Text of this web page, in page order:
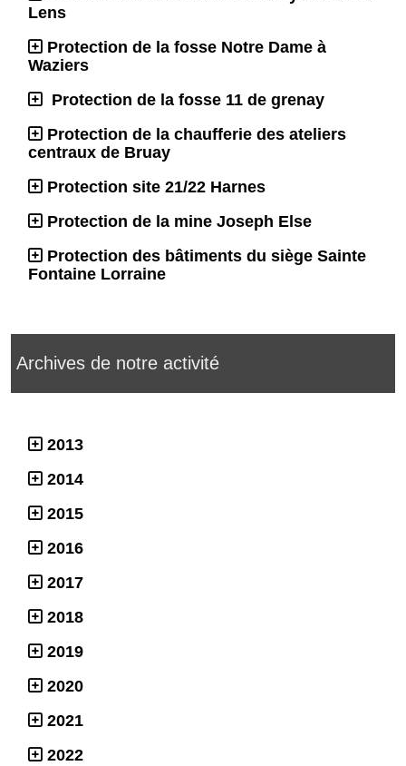
Lens
Protection de la fosse Notre Dame à
Waziers
Protection de la fosse 11 de grenay
Protection de la chaufferie des ateliers
centraux de Bruay
Protection site 21/22 Harnes
Protection de la mine Joseph Else
Protection des bâtiments du siège Sainte
Fontaine Lorraine
Archives de notre activité
2013
2014
2015
2016
2017
2018
2019
2020
2021
2022